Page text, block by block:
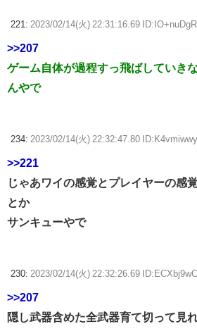
221: 2023/02/14(火) 22:31:16.69
>>207
ゲーム自体が過程すっ飛ばしていき
んやで
234: 2023/02/14(火) 22:32:47.80
>>221
じゃあワイの感覚とプレイヤーの感
とか
サンキューやで
230: 2023/02/14(火) 22:32:26.69
>>207
隠し武器含めた全武器育て切って見